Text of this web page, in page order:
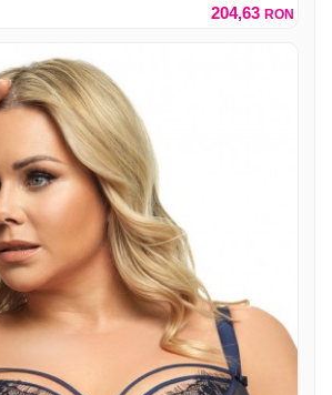
204,63 RON